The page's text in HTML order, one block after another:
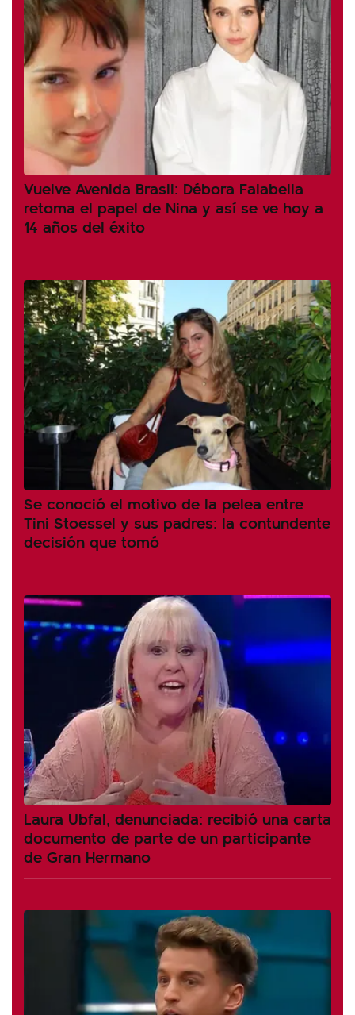
Vuelve Avenida Brasil: Débora Falabella
retoma el papel de Nina y así se ve hoy a
14 años del éxito
Se conoció el motivo de la pelea entre
Tini Stoessel y sus padres: la contundente
decisión que tomó
Laura Ubfal, denunciada: recibió una carta
documento de parte de un participante
de Gran Hermano